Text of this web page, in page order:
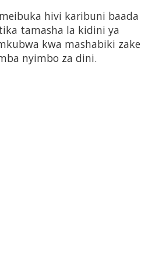
hivi karibuni baada
tamasha la kidini ya
kwa mashabiki zake
nyimbo za dini.